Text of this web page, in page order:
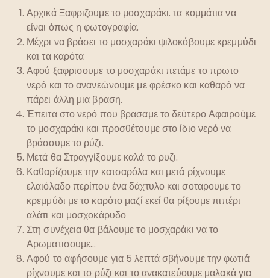
Αρχικά Ξαφριζουμε το μοσχαράκι. τα κομμάτια να
είναι όπως η φωτογραφία.
Μέχρι να βράσει το μοσχαράκι ψιλοκόβουμε κρεμμύδι
και τα καρότα
Αφού ξαφρισουμε το μοσχαράκι πετάμε το πρωτο
νερό και το ανανεώνουμε με φρέσκο και καθαρό να
πάρει άλλη μια βραση.
Έπειτα στο νερό που βρασαμε το δεύτερο Αφαιρούμε
το μοσχαράκι και προσθέτουμε στο ίδιο νερό να
βράσουμε το ρύζι.
Μετά θα Στραγγίξουμε καλά το ρυζι.
Καθαρίζουμε την κατσαρόλα και μετά ρίχνουμε
ελαιόλαδο περίπου ένα δάχτυλο και σοταρουμε το
κρεμμύδι με το καρότο μαζί εκεί θα ρίξουμε πιπέρι
αλάτι και μοσχοκάρυδο
Στη συνέχεια θα βάλουμε το μοσχαράκι να το
Αρωματισουμε…
Αφού το αφήσουμε για 5 λεπτά σβήνουμε την φωτιά
ρίχνουμε και το ρύζι και το ανακατεύουμε μαλακά για